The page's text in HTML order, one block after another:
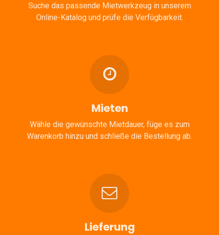
Suche das passende Mietwerkzeug in unserem
Online-Katalog und prüfe die Verfügbarkeit.​
Mieten
Wähle die gewünschte Mietdauer, füge es zum
Warenkorb hinzu und schließe die Bestellung ab.
Lieferung